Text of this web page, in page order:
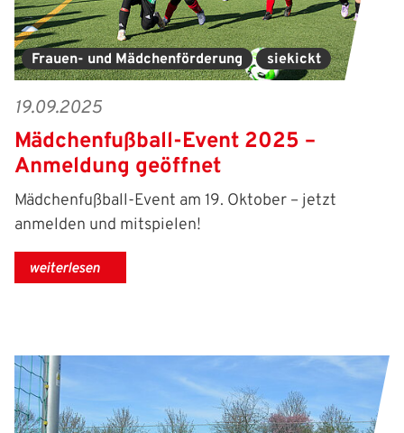
Frauen- und Mädchenförderung siekickt
19.09.2025
Mädchenfußball-Event 2025 –
Anmeldung geöffnet
Mädchenfußball-Event am 19. Oktober – jetzt
anmelden und mitspielen!
weiterlesen